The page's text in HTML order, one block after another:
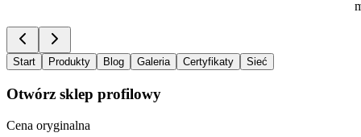
Start Produkty Blog Galeria Certyfikaty Sieć
Otwórz sklep profilowy
Cena oryginalna